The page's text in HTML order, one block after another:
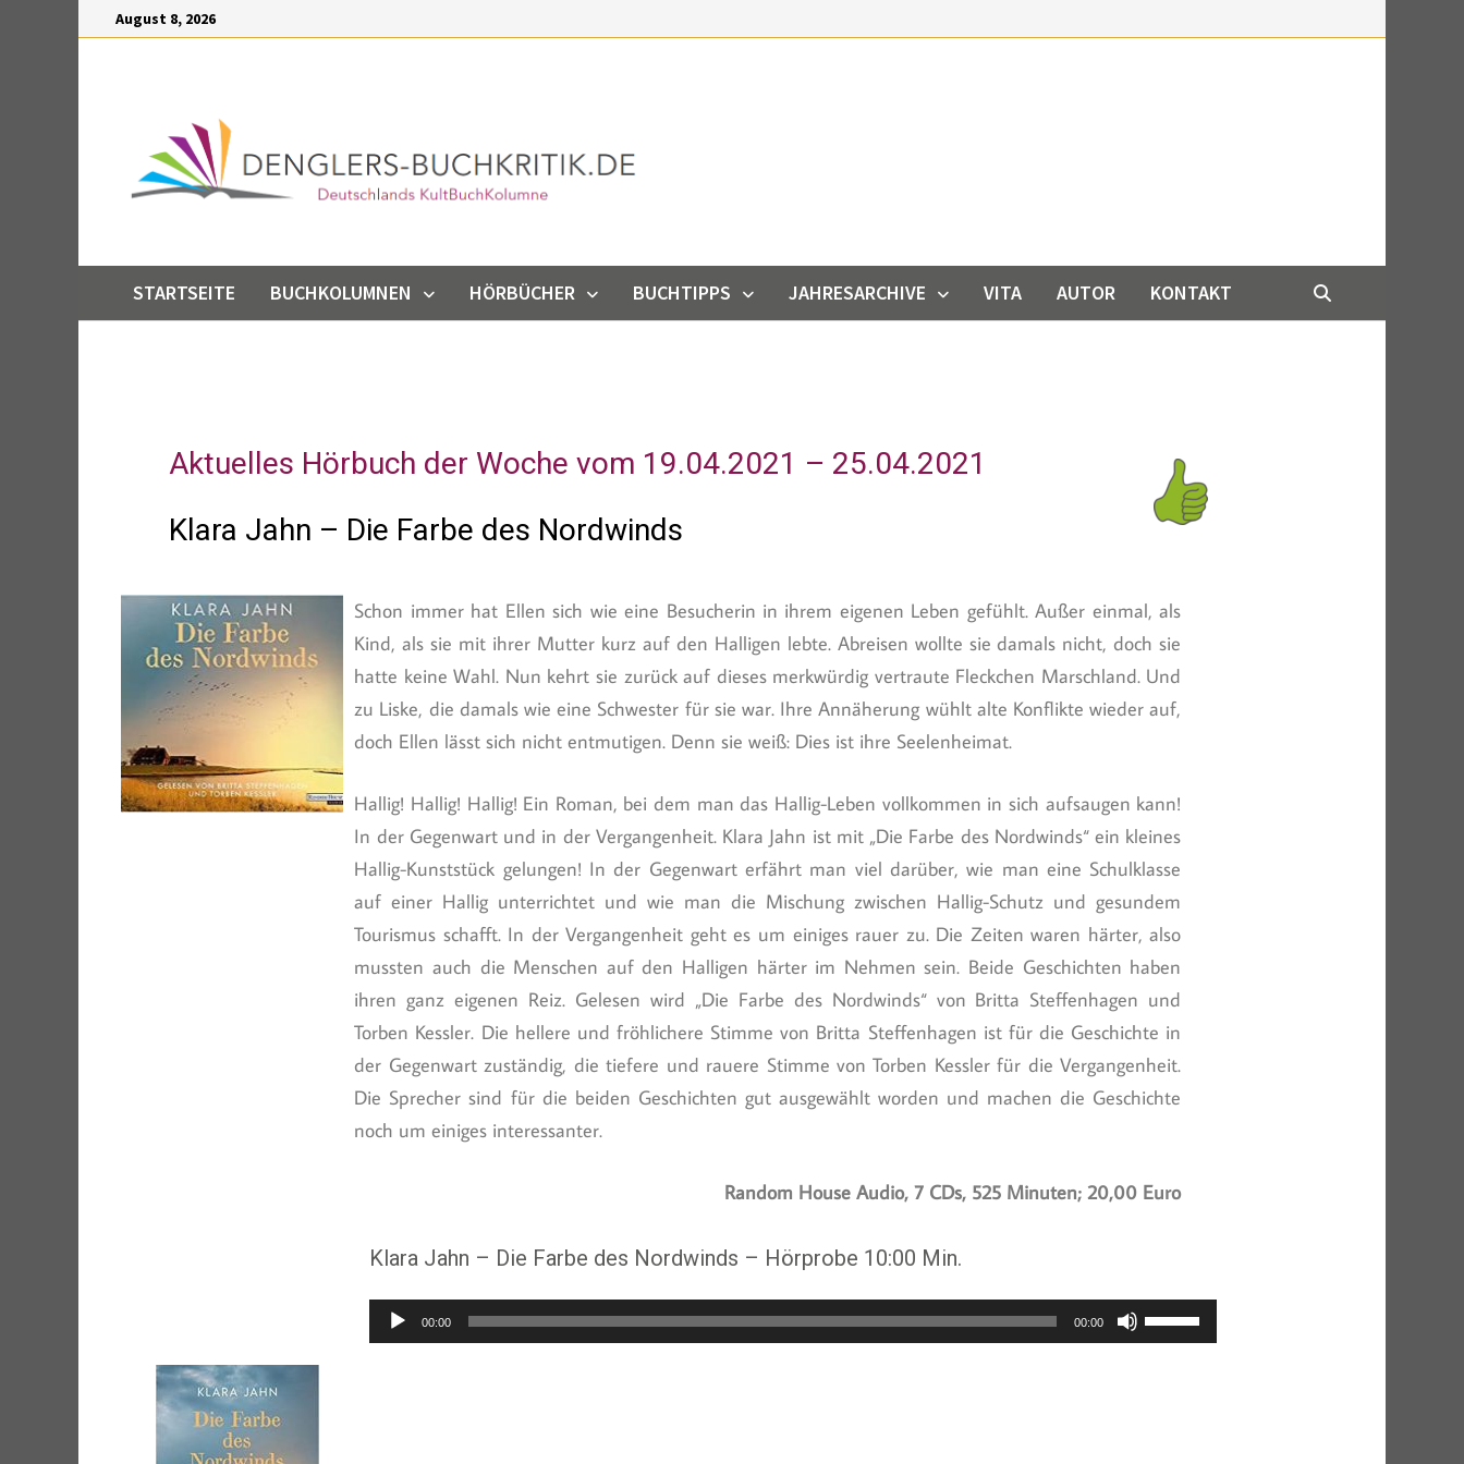
August 8, 2026
STARTSEITE BUCHKOLUMNEN HÖRBÜCHER BUCHTIPPS JAHRESARCHIVE VITA AUTOR KONTAKT
Aktuelles Hörbuch der Woche vom 19.04.2021 – 25.04.2021
Klara Jahn – Die Farbe des Nordwinds
Schon immer hat Ellen sich wie eine Besucherin in ihrem eigenen Leben gefühlt. Außer einmal, als
Kind, als sie mit ihrer Mutter kurz auf den Halligen lebte. Abreisen wollte sie damals nicht, doch sie
hatte keine Wahl. Nun kehrt sie zurück auf dieses merkwürdig vertraute Fleckchen Marschland. Und
zu Liske, die damals wie eine Schwester für sie war. Ihre Annäherung wühlt alte Konflikte wieder auf,
doch Ellen lässt sich nicht entmutigen. Denn sie weiß: Dies ist ihre Seelenheimat.
Hallig! Hallig! Hallig! Ein Roman, bei dem man das Hallig-Leben vollkommen in sich aufsaugen kann!
In der Gegenwart und in der Vergangenheit. Klara Jahn ist mit „Die Farbe des Nordwinds“ ein kleines
Hallig-Kunststück gelungen! In der Gegenwart erfährt man viel darüber, wie man eine Schulklasse
auf einer Hallig unterrichtet und wie man die Mischung zwischen Hallig-Schutz und gesundem
Tourismus schafft. In der Vergangenheit geht es um einiges rauer zu. Die Zeiten waren härter, also
mussten auch die Menschen auf den Halligen härter im Nehmen sein. Beide Geschichten haben
ihren ganz eigenen Reiz. Gelesen wird „Die Farbe des Nordwinds“ von Britta Steffenhagen und
Torben Kessler. Die hellere und fröhlichere Stimme von Britta Steffenhagen ist für die Geschichte in
der Gegenwart zuständig, die tiefere und rauere Stimme von Torben Kessler für die Vergangenheit.
Die Sprecher sind für die beiden Geschichten gut ausgewählt worden und machen die Geschichte
noch um einiges interessanter.
Random House Audio, 7 CDs, 525 Minuten; 20,00 Euro
Klara Jahn – Die Farbe des Nordwinds – Hörprobe 10:00 Min.
Audio-
Player
00:00 00:00
Pfeiltasten
Hoch/Runter